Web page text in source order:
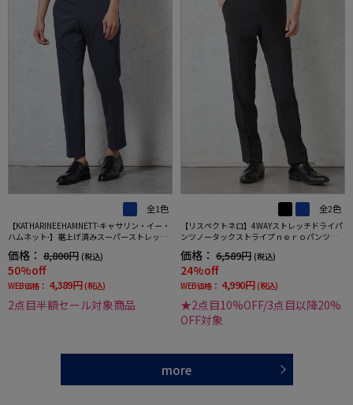
全1色
【KATHARINEEHAMNETT-キャサリン・イー・
ハムネット-】裾上げ済みスーパーストレッチ
価格： 8,800円 (税込)
50%off
WEB価格： 4,389円 (税込)
2点目半額セール対象商品
全2色
【リスペクトネロ】4WAYストレッチドライパ
ンツノータックストライプｎｅｒｏパンツウ
価格： 6,589円 (税込)
24%off
WEB価格： 4,990円 (税込)
★2点目10%OFF/3点目以降20%
OFF対象
more